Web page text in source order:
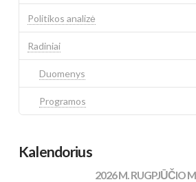
Politikos analizė
Radiniai
Duomenys
Programos
Kalendorius
2026 M. RUGPJŪČIO